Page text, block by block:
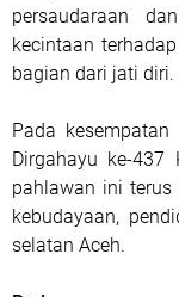
persaudaraan
kecintaan
bagian dari jati diri.
Pada
Dirgahayu ke-437
pahlawan ini
kebudayaan,
selatan Aceh.